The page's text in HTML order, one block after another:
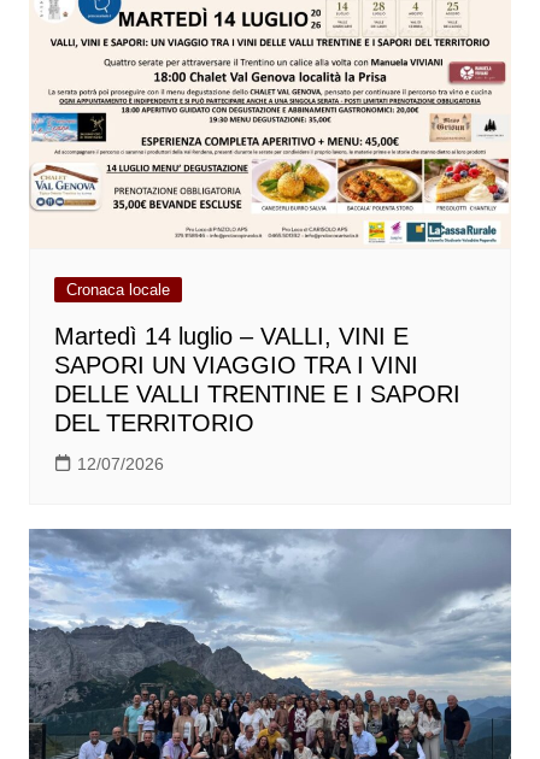
Cronaca locale
Martedì 14 luglio – VALLI, VINI E
SAPORI UN VIAGGIO TRA I VINI
DELLE VALLI TRENTINE E I SAPORI
DEL TERRITORIO
12/07/2026